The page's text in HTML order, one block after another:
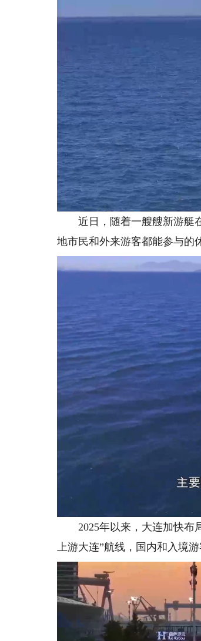
近日，随着一艘艘新游艇在
地市民和外来游客都能参与的
2025年以来，大连加快布局
上游大连”航线，国内和入境游